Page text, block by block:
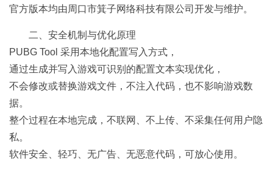
官方版本均由周口市箕子网络科技有限公司开发与维护。
二、安全机制与优化原理
PUBG Tool 采用本地化配置写入方式，
通过生成并写入游戏可识别的配置文本实现优化，
不会修改或替换游戏文件，不注入代码，也不影响游戏数
据。
整个过程在本地完成，不联网、不上传、不采集任何用户隐
私。
软件安全、轻巧、无广告、无恶意代码，可放心使用。